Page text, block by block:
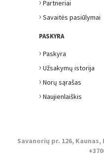
Partneriai
› Savaitės pasiūlymai
PASKYRA
› Paskyra
› Užsakymų istorija
› Norų sąrašas
› Naujienlaiškis
Savanorių pr. 126, Kaunas,